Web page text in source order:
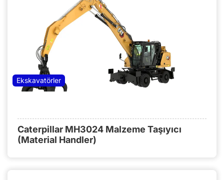
Ekskavatörler
Caterpillar MH3024 Malzeme Taşıyıcı
(Material Handler)